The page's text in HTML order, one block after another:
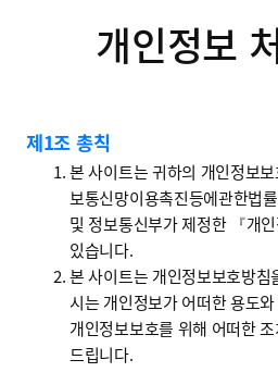
개인정보
개인정보 처리방침
제1조 총칙
본 사이트는 귀하의 개인정보
보통신망이용촉진등에관한법
및 정보통신부가 제정한 『개
있습니다.
본 사이트는 개인정보보호방
시는 개인정보가 어떠한 용도
개인정보보호를 위해 어떠한
드립니다.